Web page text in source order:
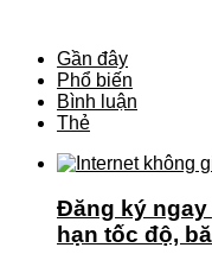
Gần đây
Phổ biến
Bình luận
Thẻ
Đăng ký
hạn tốc độ,